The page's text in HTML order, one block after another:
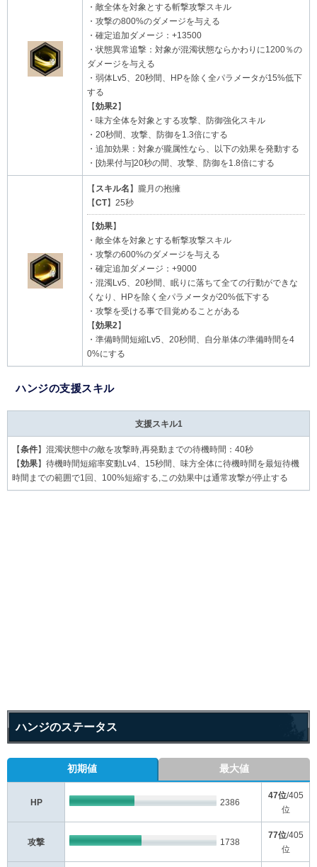
・敵全体を対象とする斬撃攻撃スキル
・攻撃の800%のダメージを与える
・確定追加ダメージ：+13500
・状態異常追撃：対象が混濁状態ならかわりに1200％の
ダメージを与える
・弱体Lv5、20秒間、HPを除く全パラメータが15%低下
する
【効果2 】
・味方全体を対象とする攻撃、防御強化スキル
・20秒間、攻撃、防御を1.3倍にする
・追加効果：対象が朧属性なら、以下の効果を発動する
・[効果付与]20秒の間、攻撃、防御を1.8倍にする
【 スキル名 】朧月の抱擁
【CT】25秒
【効果】
・敵全体を対象とする斬撃攻撃スキル
・攻撃の600%のダメージを与える
・確定追加ダメージ：+9000
・混濁Lv5、20秒間、眠りに落ちて全ての行動ができな
くなり、HPを除く全パラメータが20%低下する
・攻撃を受ける事で目覚めることがある
【効果2 】
・準備時間短縮Lv5、20秒間、自分単体の準備時間を4
0%にする
ハンジの支援スキル
支援スキル1
【条件】混濁状態中の敵を攻撃時,再発動までの待機時間：40秒
【効果】待機時間短縮率変動Lv4、15秒間、味方全体に待機時間を最短待機
時間までの範囲で1回、100%短縮する,この効果中は通常攻撃が停止する
ハンジのステータス
初期値 最大値
HP 2386
47位/405
位
攻撃 1738
77位/405
位